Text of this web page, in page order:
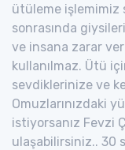
ütüleme işlemimiz
sonrasında
ve insana zarar
kullanılmaz. Ütü
sevdiklerinize ve
Omuzlarınızdaki
istiyorsanız Fevzi
ulaşabilirsiniz.. 30